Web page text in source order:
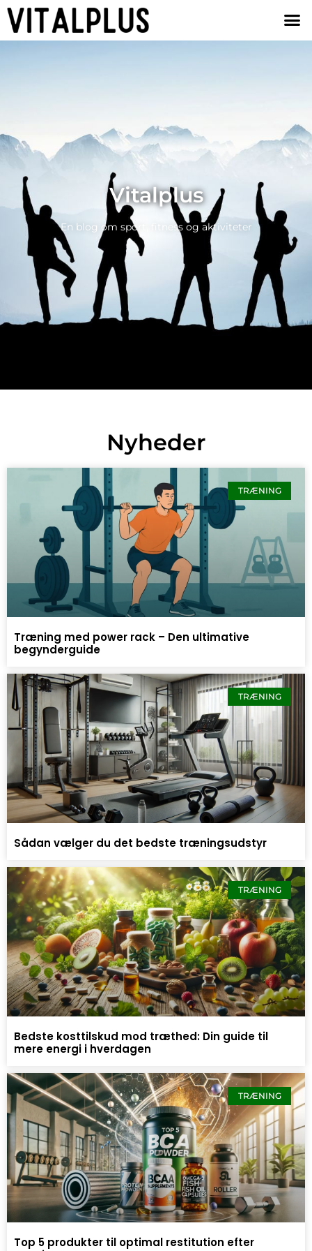
Vitalplus
En blog om sport, fitness og aktiviteter
Nyheder
TRÆNING
Træning med power rack – Den ultimative
begynderguide
TRÆNING
Sådan vælger du det bedste træningsudstyr
TRÆNING
Bedste kosttilskud mod træthed: Din guide til
mere energi i hverdagen
TRÆNING
Top 5 produkter til optimal restitution efter